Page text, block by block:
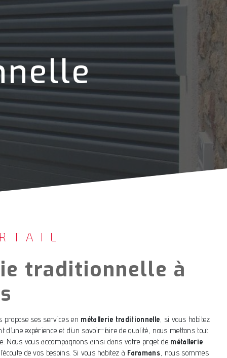
traditionnelle à
propose ses services en métallerie traditionnelle, si vous habitez
d’une expérience et d’un savoir-faire de qualité, nous mettons tout
Nous vous accompagnons ainsi dans votre projet de métallerie
de vos besoins. Si vous habitez à Faramans, nous sommes